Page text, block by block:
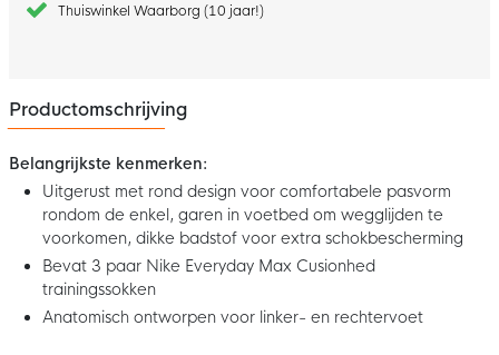
Thuiswinkel Waarborg (10 jaar!)
Productomschrijving
Belangrijkste kenmerken:
Uitgerust met rond design voor comfortabele pasvorm
rondom de enkel, garen in voetbed om wegglijden te
voorkomen, dikke badstof voor extra schokbescherming
Bevat 3 paar Nike Everyday Max Cusionhed
trainingssokken
Anatomisch ontworpen voor linker- en rechtervoet